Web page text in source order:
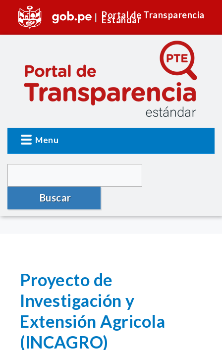
Portal de Transparencia
Estándar
Menu
Buscar
Proyecto de
Investigación y
Extensión Agricola
(INCAGRO)